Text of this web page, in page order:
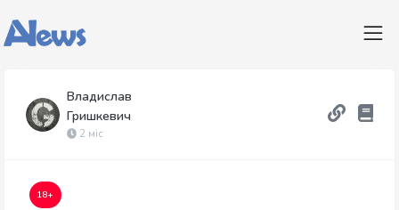
Владислав
Гришкевич
2 міс
18+